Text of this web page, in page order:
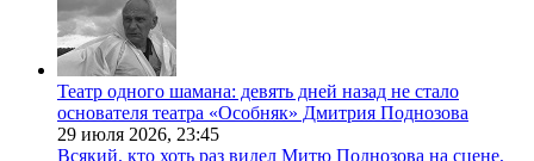
Театр одного шамана: девять дней назад не стало
основателя театра «Особняк» Дмитрия Поднозова
29 июля 2026, 23:45
Всякий, кто хоть раз видел Митю Поднозова на сцене,